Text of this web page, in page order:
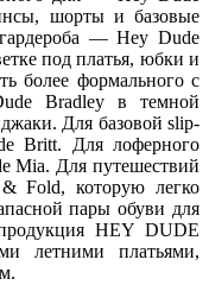
шорты и базовые
— Hey Dude
под платья, юбки и
более формального с
Bradley в темной
Для базовой slip-
Britt. Для лоферного
Mia. Для путешествий
Fold, которую легко
пары обуви для
HEY DUDE
летними платьями,